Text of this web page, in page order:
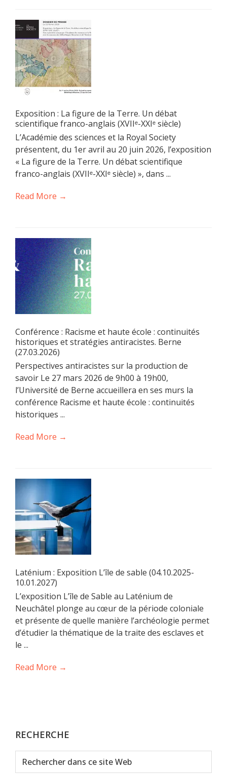
Exposition : La figure de la Terre. Un débat
scientifique franco-anglais (XVIIᵉ-XXIᵉ siècle)
L’Académie des sciences et la Royal Society
présentent, du 1er avril au 20 juin 2026, l’exposition
« La figure de la Terre. Un débat scientifique
franco-anglais (XVIIᵉ-XXIᵉ siècle) », dans ...
Read More →
Conférence : Racisme et haute école : continuités
historiques et stratégies antiracistes. Berne
(27.03.2026)
Perspectives antiracistes sur la production de
savoir Le 27 mars 2026 de 9h00 à 19h00,
l’Université de Berne accueillera en ses murs la
conférence Racisme et haute école : continuités
historiques ...
Read More →
Laténium : Exposition L’île de sable (04.10.2025-
10.01.2027)
L’exposition L’île de Sable au Laténium de
Neuchâtel plonge au cœur de la période coloniale
et présente de quelle manière l’archéologie permet
d’étudier la thématique de la traite des esclaves et
le ...
Read More →
RECHERCHE
Rechercher
dans